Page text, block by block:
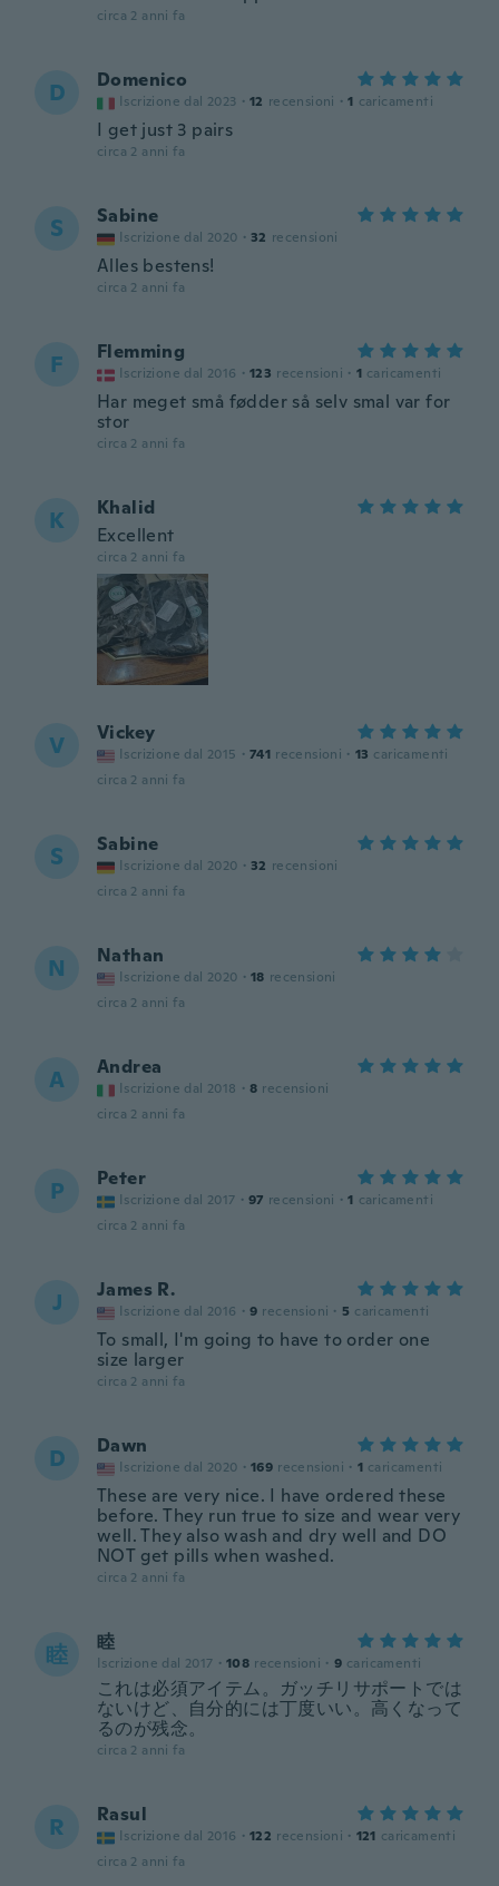
circa 2 anni fa
D Domenico
Iscrizione dal 2023 · 12 recensioni · 1 caricamenti
I get just 3 pairs
circa 2 anni fa
S Sabine
Iscrizione dal 2020 · 32 recensioni
Alles bestens!
circa 2 anni fa
F Flemming
Iscrizione dal 2016 · 123 recensioni · 1 caricamenti
Har meget små fødder så selv smal var for
stor
circa 2 anni fa
K
Khalid
Excellent
circa 2 anni fa
V Vickey
Iscrizione dal 2015 · 741 recensioni · 13 caricamenti
circa 2 anni fa
S Sabine
Iscrizione dal 2020 · 32 recensioni
circa 2 anni fa
N Nathan
Iscrizione dal 2020 · 18 recensioni
circa 2 anni fa
A Andrea
Iscrizione dal 2018 · 8 recensioni
circa 2 anni fa
P Peter
Iscrizione dal 2017 · 97 recensioni · 1 caricamenti
circa 2 anni fa
J James R.
Iscrizione dal 2016 · 9 recensioni · 5 caricamenti
To small, I'm going to have to order one
size larger
circa 2 anni fa
D Dawn
Iscrizione dal 2020 · 169 recensioni · 1 caricamenti
These are very nice. I have ordered these
before. They run true to size and wear very
well. They also wash and dry well and DO
NOT get pills when washed.
circa 2 anni fa
睦 睦
Iscrizione dal 2017 · 108 recensioni · 9 caricamenti
これは必須アイテム。ガッチリサポートでは
ないけど、自分的には丁度いい。高くなって
るのが残念。
circa 2 anni fa
R Rasul
Iscrizione dal 2016 · 122 recensioni · 121 caricamenti
circa 2 anni fa